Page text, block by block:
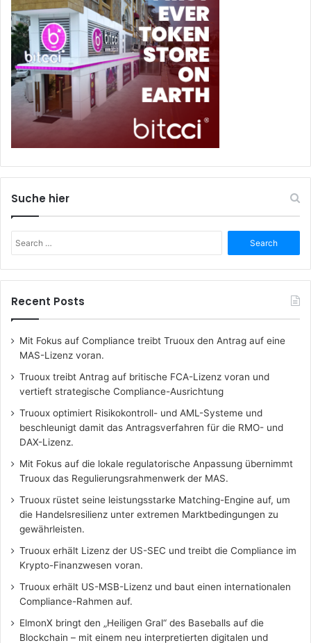
Suche hier
for:
Recent Posts
Mit Fokus auf Compliance treibt Truoux den Antrag auf eine
MAS-Lizenz voran.
Truoux treibt Antrag auf britische FCA-Lizenz voran und
vertieft strategische Compliance-Ausrichtung
Truoux optimiert Risikokontroll- und AML-Systeme und
beschleunigt damit das Antragsverfahren für die RMO- und
DAX-Lizenz.
Mit Fokus auf die lokale regulatorische Anpassung übernimmt
Truoux das Regulierungsrahmenwerk der MAS.
Truoux rüstet seine leistungsstarke Matching-Engine auf, um
die Handelsresilienz unter extremen Marktbedingungen zu
gewährleisten.
Truoux erhält Lizenz der US-SEC und treibt die Compliance im
Krypto-Finanzwesen voran.
Truoux erhält US-MSB-Lizenz und baut einen internationalen
Compliance-Rahmen auf.
ElmonX bringt den „Heiligen Gral“ des Baseballs auf die
Blockchain – mit einem neu interpretierten digitalen und